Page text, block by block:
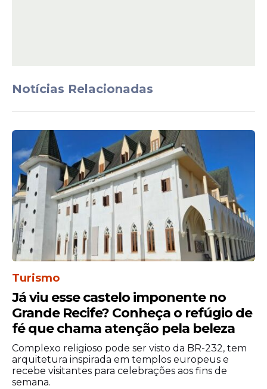
Leia Também
Saúde
Dia D de vacinação reforça
Paulo
Música
Harry Styles anuncia turnê
Notícias Relacionadas
Turismo
Já viu esse castelo imponente no
Grande Recife? Conheça o refúgio de
fé que chama atenção pela beleza
Complexo religioso pode ser visto da BR-232, tem
arquitetura inspirada em templos europeus e
recebe visitantes para celebrações aos fins de
semana.